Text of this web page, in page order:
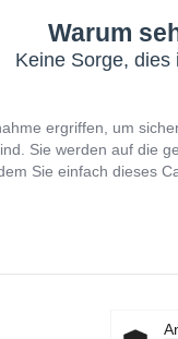
Warum
Keine Sorge,
ergriffen, um
Sie werden auf die
Sie einfach dieses